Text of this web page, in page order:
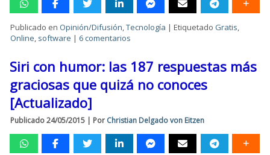
Publicado en Opinión/Difusión,Tecnología |Etiquetado Gratis,
Online, software | 6 comentarios
Siri con humor: las 187 respuestas más
graciosas que quizá no conoces
[Actualizado]
Publicado 24/05/2015 | Por Christian Delgado von Eitzen